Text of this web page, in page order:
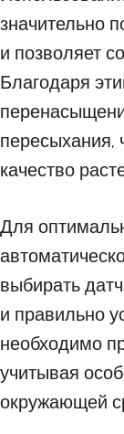
значительно
и позволяет
Благодаря
пересыхания,
качество
Для
выбирать
и правильно
необходимо
учитывая
окружающей